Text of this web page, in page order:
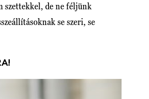
szettekkel, de ne féljünk
se szeri, se